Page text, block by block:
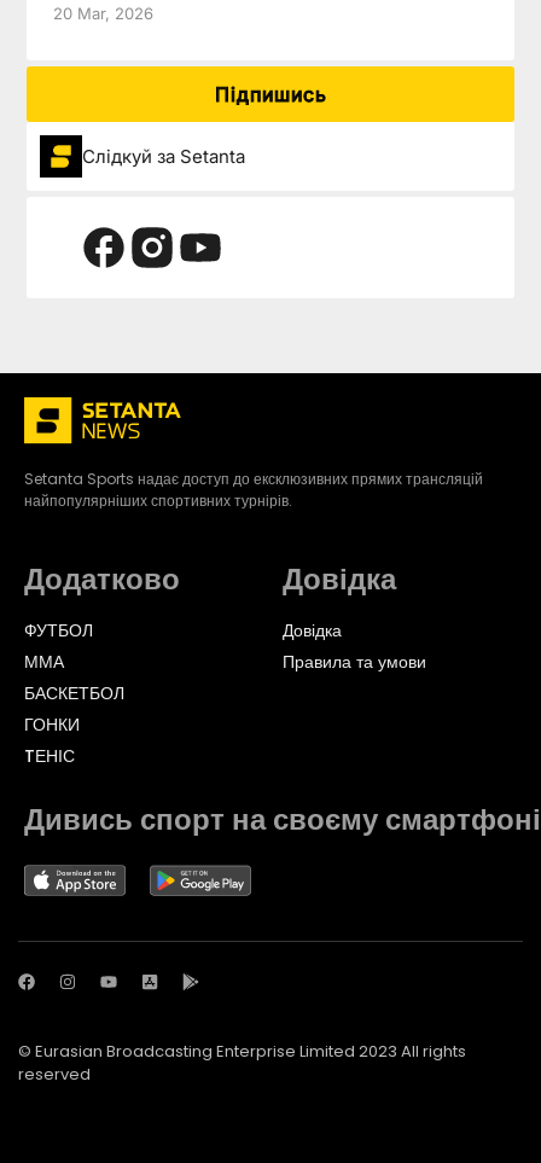
20 Mar, 2026
Підпишись
Слідкуй за Setanta
Setanta Sports надає доступ до ексклюзивних прямих трансляцій
найпопулярніших спортивних турнірів.
Додатково
ФУТБОЛ
ММА
БАСКЕТБОЛ
ГОНКИ
TЕНІС
Довідка
Довідка
Правила та умови
Дивись спорт на своєму смартфоні
© Eurasian Broadcasting Enterprise Limited 2023 All rights
reserved